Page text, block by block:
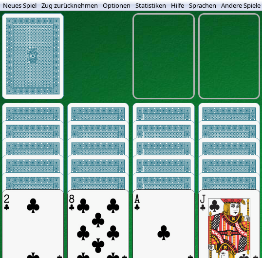
Neues Spiel Zug zurücknehmen Optionen Statistiken Hilfe Sprachen Andere Spiele